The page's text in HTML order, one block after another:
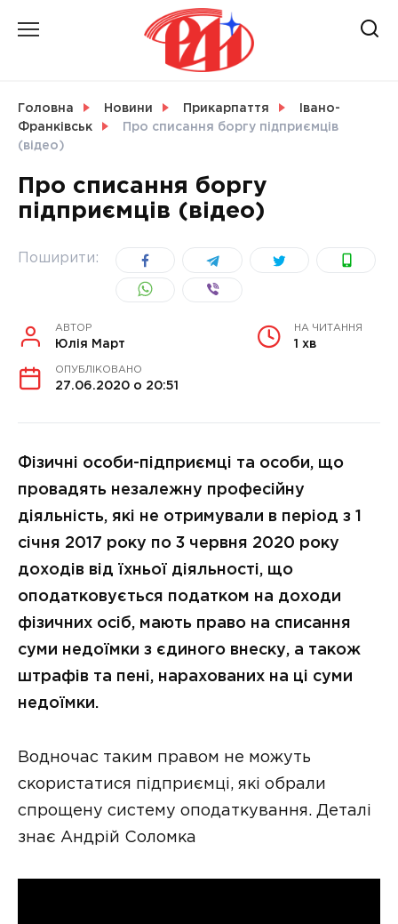
СВІТ
Головна Новини Прикарпаття
Івано-
Франківськ
Про списання боргу підприємців
(відео)
Про списання боргу
підприємців (відео)
Поширити:
АВТОР
Юлія Март
НА ЧИТАННЯ
1 хв
ОПУБЛІКОВАНО
27.06.2020 о 20:51
Фізичні особи-підприємці та особи, що
провадять незалежну професійну
діяльність, які не отримували в період з 1
січня 2017 року по 3 червня 2020 року
доходів від їхньої діяльності, що
оподатковується податком на доходи
фізичних осіб, мають право на списання
суми недоїмки з єдиного внеску, а також
штрафів та пені, нарахованих на ці суми
недоїмки.
Водночас таким правом не можуть
скористатися підприємці, які обрали
спрощену систему оподаткування. Деталі
знає Андрій Соломка